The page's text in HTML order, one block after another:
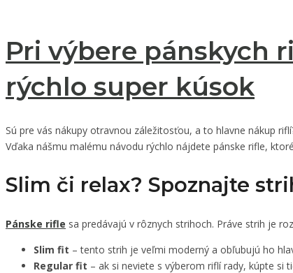
Pri výbere pánskych
rýchlo super kúsok
Sú pre vás nákupy otravnou záležitosťou, a to hlavne nákup
Vďaka nášmu malému návodu rýchlo nájdete pánske rifle,
Slim či relax? Spoznajte
Pánske rifle sa predávajú v rôznych strihoch. Práve strih je
Slim fit – tento strih je veľmi moderný a obľubujú ho
Regular fit – ak si neviete s výberom riflí rady, kúpte si